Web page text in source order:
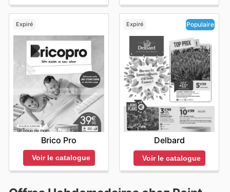
Expiré
Brico Pro
Voir le catalogue
Expiré Populaire
Delbard
Voir le catalogue